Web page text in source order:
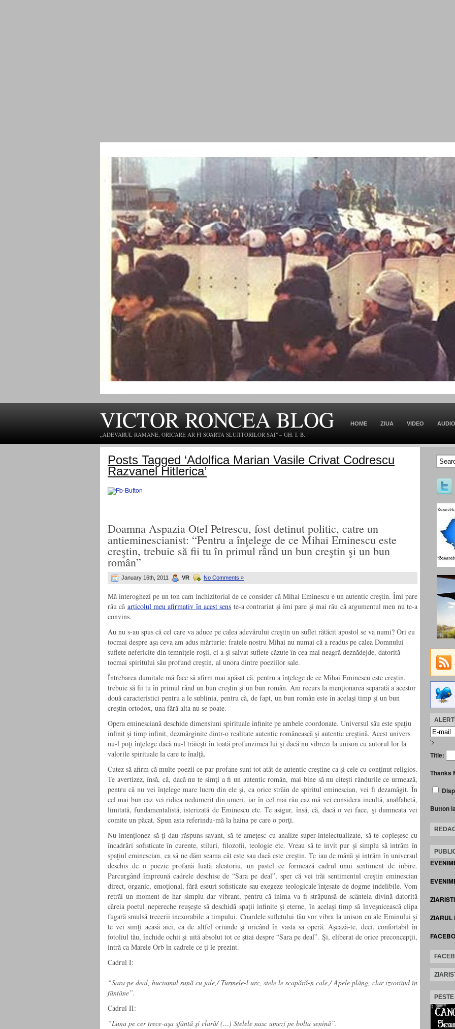
VICTOR RONCEA BLOG
„ADEVARUL RAMANE, ORICARE AR FI SOARTA SLUJITORILOR SAI" – GH. I. B.
HOME ZIUA VIDEO AUDIO
Posts Tagged ‘Adolfica Marian Vasile Crivat Codrescu
Razvanel Hitlerica’
Doamna Aspazia Otel Petrescu, fost detinut politic, catre un
antieminescianist: “Pentru a înţelege de ce Mihai Eminescu este
creştin, trebuie să fii tu în primul rând un bun creştin şi un bun
român”
January 16th, 2011 VR No Comments »
Mă interoghezi pe un ton cam inchizitorial de ce consider că Mihai Eminescu e un autentic creştin. Îmi pare
rău că articolul meu afirmativ în acest sens te-a contrariat şi îmi pare şi mai rău că argumentul meu nu te-a
convins.
Au nu s-au spus că cel care va aduce pe calea adevărului creştin un suflet rătăcit apostol se va numi? Ori eu
tocmai despre aşa ceva am adus mărturie: fratele nostru Mihai nu numai că a readus pe calea Domnului
suflete nefericite din temniţele roşii, ci a şi salvat suflete căzute în cea mai neagră deznădejde, datorită
tocmai spiritului său profund creştin, al unora dintre poeziilor sale.
Întrebarea dumitale mă face să afirm mai apăsat că, pentru a înţelege de ce Mihai Eminescu este creştin,
trebuie să fii tu în primul rând un bun creştin şi un bun român. Am recurs la menţionarea separată a acestor
două caracteristici pentru a le sublinia, pentru că, de fapt, un bun român este în acelaşi timp şi un bun
creştin ortodox, una fără alta nu se poate.
Opera eminesciană deschide dimensiuni spirituale infinite pe ambele coordonate. Universul său este spaţiu
infinit şi timp infinit, dezmărginite dintr-o realitate autentic românească şi autentic creştină. Acest univers
nu-l poţi înţelege dacă nu-l trăieşti în toată profunzimea lui şi dacă nu vibrezi la unison cu autorul lor la
valorile spirituale la care te înalţă.
Cutez să afirm că multe poezii ce par profane sunt tot atât de autentic creştine ca şi cele cu conţinut religios.
Te avertizez, însă, că, dacă nu te simţi a fi un autentic român, mai bine să nu citeşti rândurile ce urmează,
pentru că nu vei înţelege mare lucru din ele şi, ca orice străin de spiritul eminescian, vei fi dezamăgit. În
cel mai bun caz vei ridica nedumerit din umeri, iar în cel mai rău caz mă vei considera incultă, analfabetă,
limitată, fundamentalistă, isterizată de Eminescu etc. Te asigur, însă, că, dacă o vei face, şi dumneata vei
comite un păcat. Spun asta referindu-mă la haina pe care o porţi.
Nu intenţionez să-ţi dau răspuns savant, să te ameţesc cu analize super-intelectualizate, să te copleşesc cu
încadrări sofisticate în curente, stiluri, filozofii, teologie etc. Vreau să te invit pur şi simplu să intrăm în
spaţiul eminescian, ca să ne dăm seama cât este sau dacă este creştin. Te iau de mână şi intrăm în universul
deschis de o poezie profană luată aleatoriu, un pastel ce formează cadrul unui sentiment de iubire.
Parcurgând împreună cadrele deschise de “Sara pe deal”, sper că vei trăi sentimentul creştin eminescian
direct, organic, emoţional, fără eseuri sofisticate sau exegeze teologicale înţesate de dogme indelibile. Vom
retrăi un moment de har simplu dar vibrant, pentru că inima va fi străpunsă de scânteia divină datorită
căreia poetul nepereche reuşeşte să deschidă spaţii infinite şi eterne, în acelaşi timp să înveşnicească clipa
fugară smulsă trecerii inexorabile a timpului. Coardele sufletului tău vor vibra la unison cu ale Eminului şi
te vei simţi acasă aici, ca de altfel oriunde şi oricând în vasta sa operă. Aşează-te, deci, confortabil în
fotoliul tău, închide ochii şi uită absolut tot ce ştiai despre “Sara pe deal”. Şi, eliberat de orice preconcepţii,
intră ca Marele Orb în cadrele ce ţi le prezint.
Cadrul I:
“Sara pe deal, buciumul sună cu jale,/ Turmele-l urc, stele le scapără-n cale,/ Apele plâng, clar izvorând în
fântâne”.
Cadrul II:
“Luna pe cer trece-aşa sfântă şi clară/ (…) Stelele nasc umezi pe bolta senină”.
'>
Title:
Thanks
Button
ZIARUL